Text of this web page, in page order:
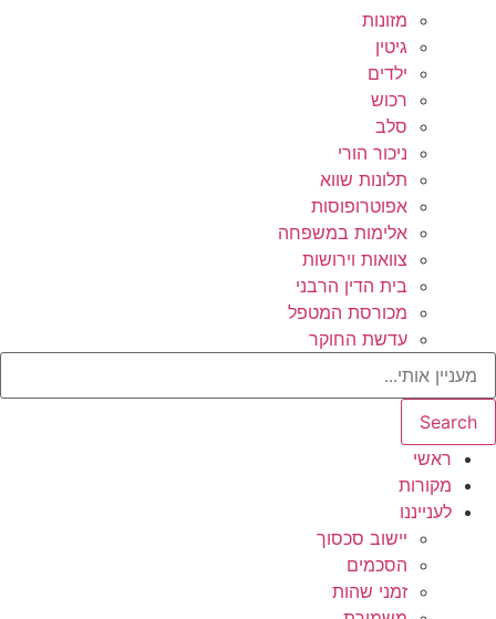
מזונות
גיטין
ילדים
רכוש
סלב
ניכור הורי
תלונות שווא
אפוטרופוסות
אלימות במשפחה
צוואות וירושות
בית הדין הרבני
מכורסת המטפל
עדשת החוקר
Search
ראשי
מקורות
לענייננו
יישוב סכסוך
הסכמים
זמני שהות